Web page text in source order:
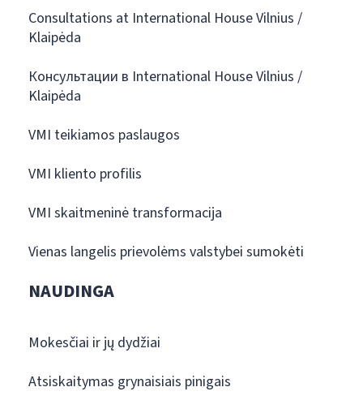
Consultations at International House Vilnius /
Klaipėda
Консультации в International House Vilnius /
Klaipėda
VMI teikiamos paslaugos
VMI kliento profilis
VMI skaitmeninė transformacija
Vienas langelis prievolėms valstybei sumokėti
NAUDINGA
Mokesčiai ir jų dydžiai
Atsiskaitymas grynaisiais pinigais